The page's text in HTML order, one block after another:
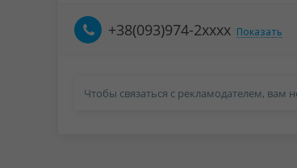
+38(093)974-2xxxx Показать
Чтобы связаться с рекламодателем, вам